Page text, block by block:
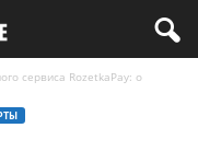
сервиса RozetkaPay: о